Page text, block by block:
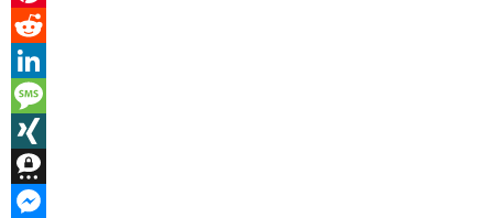
Pinterest
Reddit
LinkedIn
Message
XING
Threema